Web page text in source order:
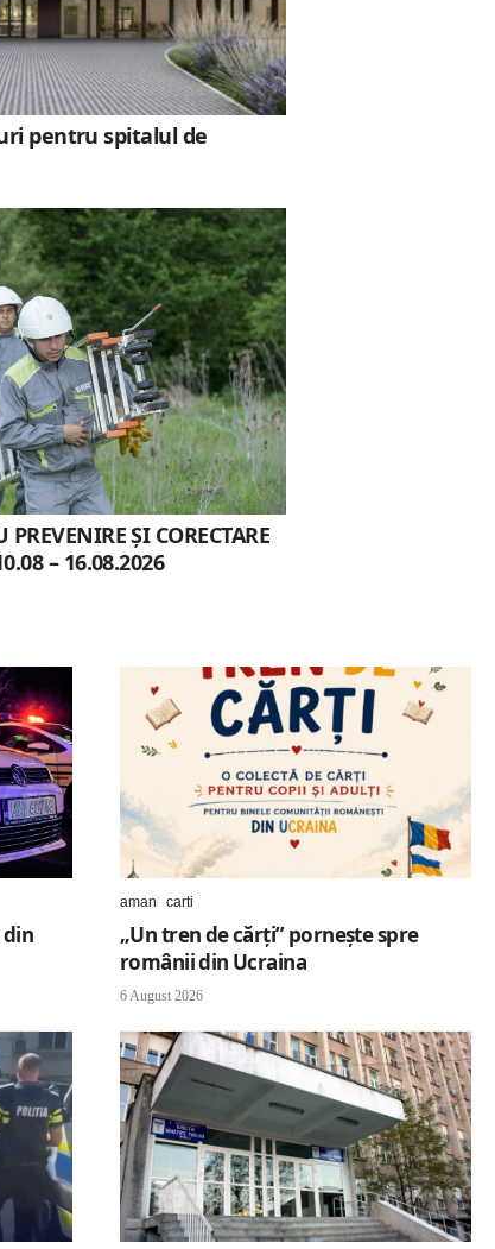
pentru spitalul de
ȘI CORECTARE
– 16.08.2026
aman carti
„Un tren de cărți” pornește spre
românii din Ucraina
6 August 2026